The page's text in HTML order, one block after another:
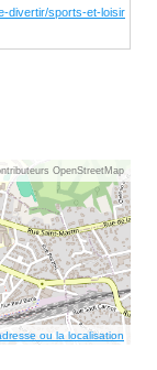
divertir/sports-et-loisir
OpenStreetMap
ou la localisation